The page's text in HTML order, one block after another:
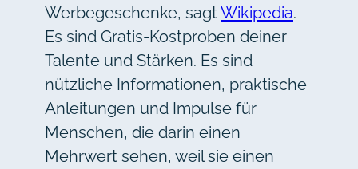
Werbegeschenke, sagtWikipedia.
Es sind Gratis-Kostproben deiner
Talente und Stärken. Es sind
nützliche Informationen, praktische
Anleitungen und Impulse für
Menschen, die darin einen
Mehrwert sehen, weil sie einen